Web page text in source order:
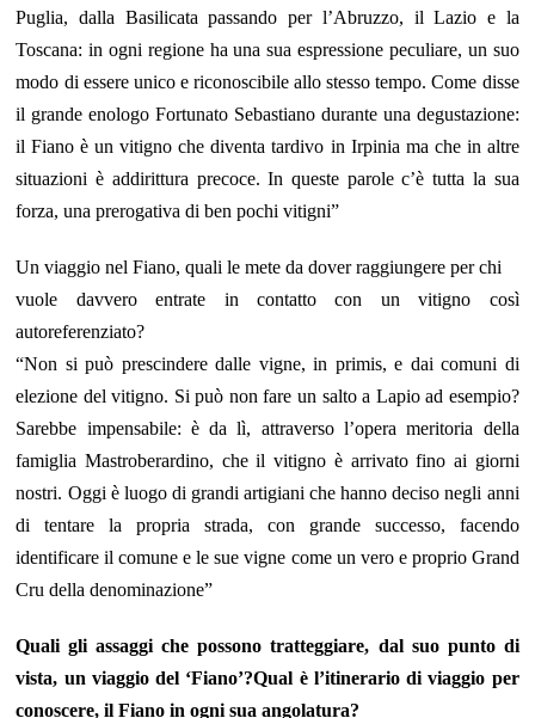
Puglia, dalla Basilicata passando per l’Abruzzo, il Lazio e la
Toscana: in ogni regione ha una sua espressione peculiare, un suo
modo di essere unico e riconoscibile allo stesso tempo. Come disse
il grande enologo Fortunato Sebastiano durante una degustazione:
il Fiano è un vitigno che diventa tardivo in Irpinia ma che in altre
situazioni è addirittura precoce. In queste parole c’è tutta la sua
forza, una prerogativa di ben pochi vitigni”
Un viaggio nel Fiano, quali le mete da dover raggiungere per chi
vuole davvero entrate in contatto con un vitigno così
autoreferenziato?
“Non si può prescindere dalle vigne, in primis, e dai comuni di
elezione del vitigno. Si può non fare un salto a Lapio ad esempio?
Sarebbe impensabile: è da lì, attraverso l’opera meritoria della
famiglia Mastroberardino, che il vitigno è arrivato fino ai giorni
nostri. Oggi è luogo di grandi artigiani che hanno deciso negli anni
di tentare la propria strada, con grande successo, facendo
identificare il comune e le sue vigne come un vero e proprio Grand
Cru della denominazione”
Quali gli assaggi che possono tratteggiare, dal suo punto di
vista, un viaggio del ‘Fiano’?Qual è l’itinerario di viaggio per
conoscere, il Fiano in ogni sua angolatura?